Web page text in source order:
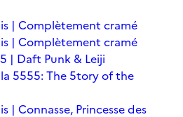
| Complètement cramé
| Complètement cramé
| Daft Punk & Leiji
5555: The 5tory of the
| Connasse, Princesse des